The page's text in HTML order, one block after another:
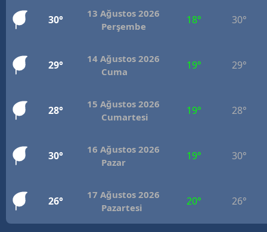
30°
13 Ağustos 2026
Perşembe
18° 30°
29°
14 Ağustos 2026
Cuma
19° 29°
28°
15 Ağustos 2026
Cumartesi
19° 28°
30°
16 Ağustos 2026
Pazar
19° 30°
26°
17 Ağustos 2026
Pazartesi
20° 26°